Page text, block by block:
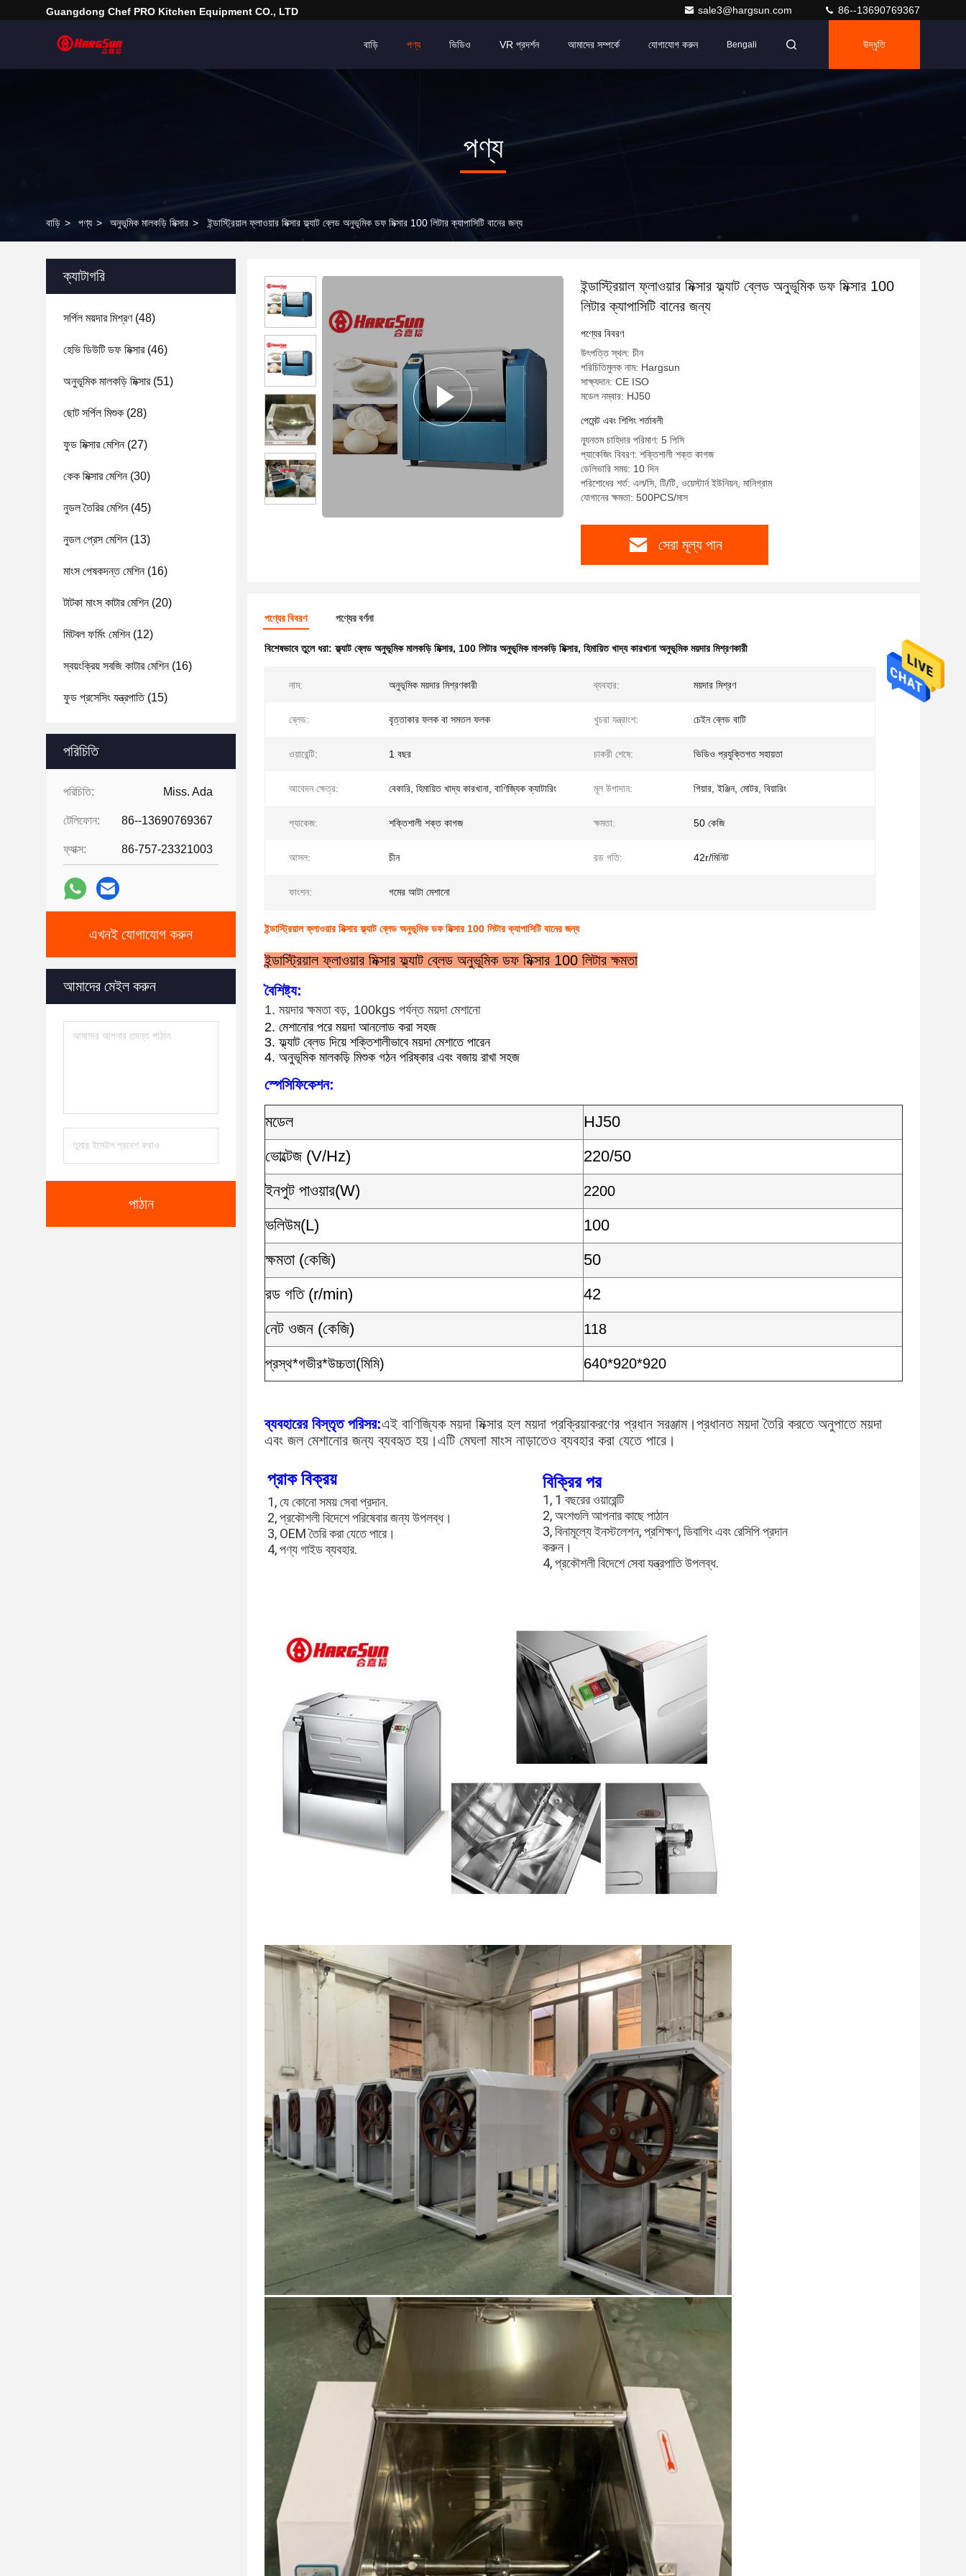
Guangdong Chef PRO Kitchen Equipment CO., LTD sale3@hargsun.com 86--13690769367
বাড়ি পণ্য ভিডিও VR প্রদর্শন আমাদের সম্পর্কে যোগাযোগ করুন Bengali উদ্ধৃতি
পণ্য
বাড়ি > পণ্য > অনুভূমিক মালকড়ি মিক্সার > ইন্ডাস্ট্রিয়াল ফ্লাওয়ার মিক্সার ফ্ল্যাট ব্লেড অনুভূমিক ডফ মিক্সার 100 লিটার ক্যাপাসিটি বানের জন্য
ক্যাটাগরি
সর্পিল ময়দার মিশ্রণ(48)
হেভি ডিউটি ​​ডফ মিক্সার(46)
অনুভূমিক মালকড়ি মিক্সার(51)
ছোট সর্পিল মিশুক (28)
ফুড মিক্সার মেশিন(27)
কেক মিক্সার মেশিন(30)
নুডল তৈরির মেশিন(45)
নুডল প্রেস মেশিন(13)
মাংস পেষকদন্ত মেশিন(16)
টাটকা মাংস কাটার মেশিন(20)
মিটবল ফর্মিং মেশিন(12)
স্বয়ংক্রিয় সবজি কাটার মেশিন(16)
ফুড প্রসেসিং যন্ত্রপাতি(15)
পরিচিতি
পরিচিতি: Miss. Ada
টেলিফোন: 86--13690769367
ফ্যাক্স: 86-757-23321003
এখনই যোগাযোগ করুন
আমাদের মেইল ​​করুন
পাঠান
ইন্ডাস্ট্রিয়াল ফ্লাওয়ার মিক্সার ফ্ল্যাট ব্লেড অনুভূমিক ডফ মিক্সার 100
লিটার ক্যাপাসিটি বানের জন্য
পণ্যের বিবরণ
উৎপত্তি স্থল: চীন
পরিচিতিমুলক নাম: Hargsun
সাক্ষ্যদান: CE ISO
মডেল নম্বার: HJ50
পেমেন্ট এবং শিপিং শর্তাবলী
ন্যূনতম চাহিদার পরিমাণ: 5 পিসি
প্যাকেজিং বিবরণ: শক্তিশালী শক্ত কাগজ
ডেলিভারি সময়: 10 দিন
পরিশোধের শর্ত: এল/সি, টি/টি, ওয়েস্টার্ন ইউনিয়ন, মানিগ্রাম
যোগানের ক্ষমতা: 500PCS/মাস
সেরা মূল্য পান
পণ্যের বিবরণ পণ্যের বর্ণনা
বিশেষভাবে তুলে ধরা:ফ্ল্যাট ব্লেড অনুভূমিক মালকড়ি মিক্সার, 100 লিটার অনুভূমিক মালকড়ি মিক্সার, হিমায়িত খাদ্য কারখানা অনুভূমিক ময়দার মিশ্রণকারী
নাম: অনুভূমিক ময়দার মিশ্রণকারী ব্যবহার: ময়দার মিশ্রণ
ব্লেড: বৃত্তাকার ফলক বা সমতল ফলক খুচরা যন্ত্রাংশ: চেইন ব্লেড বাটি
ওয়ারেন্টি: 1 বছর চাকরী শেষে: ভিডিও প্রযুক্তিগত সহায়তা
আবেদন ক্ষেত্র: বেকারি, হিমায়িত খাদ্য কারখানা, বাণিজ্যিক ক্যাটারিং মূল উপাদান: গিয়ার, ইঞ্জিন, মোটর, বিয়ারিং
প্যাকেজ: শক্তিশালী শক্ত কাগজ ক্ষমতা: 50 কেজি
আসল: চীন রড গতি: 42r/মিনিট
ফাংশন: গমের আটা মেশানো
ইন্ডাস্ট্রিয়াল ফ্লাওয়ার মিক্সার ফ্ল্যাট ব্লেড অনুভূমিক ডফ মিক্সার 100 লিটার ক্যাপাসিটি বানের জন্য
ইন্ডাস্ট্রিয়াল ফ্লাওয়ার মিক্সার ফ্ল্যাট ব্লেড অনুভূমিক ডফ মিক্সার 100 লিটার ক্ষমতা
বৈশিষ্ট্য:
1. ময়দার ক্ষমতা বড়, 100kgs পর্যন্ত ময়দা মেশানো
2. মেশানোর পরে ময়দা আনলোড করা সহজ
3. ফ্ল্যাট ব্লেড দিয়ে শক্তিশালীভাবে ময়দা মেশাতে পারেন
4. অনুভূমিক মালকড়ি মিশুক গঠন পরিষ্কার এবং বজায় রাখা সহজ
স্পেসিফিকেশন:
মডেল
HJ50
ভোল্টেজ (V/Hz)
220/50
ইনপুট পাওয়ার(W)
2200
ভলিউম(L)
100
ক্ষমতা (কেজি)
50
রড গতি (r/min)
42
নেট ওজন (কেজি)
118
প্রস্থ*গভীর*উচ্চতা(মিমি) 640*920*920
ব্যবহারের বিস্তৃত পরিসর:এই বাণিজ্যিক ময়দা মিক্সার হল ময়দা প্রক্রিয়াকরণের প্রধান সরঞ্জাম।প্রধানত ময়দা তৈরি করতে অনুপাতে ময়দা
এবং জল মেশানোর জন্য ব্যবহৃত হয়।এটি মেঘলা মাংস নাড়াতেও ব্যবহার করা যেতে পারে।
প্রাক বিক্রয়
1, যে কোনো সময় সেবা প্রদান.
2, প্রকৌশলী বিদেশে পরিষেবার জন্য উপলব্ধ।
3, OEM তৈরি করা যেতে পারে।
4, পণ্য গাইড ব্যবহার.
বিক্রির পর
1, 1 বছরের ওয়ারেন্টি
2, অংশগুলি আপনার কাছে পাঠান
3, বিনামূল্যে ইনস্টলেশন, প্রশিক্ষণ, ডিবাগিং এবং রেসিপি প্রদান
করুন।
4, প্রকৌশলী বিদেশে সেবা যন্ত্রপাতি উপলব্ধ.